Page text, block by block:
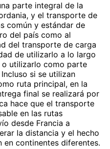
parte integral de la
y el transporte de
común y estándar de
del país como al
del transporte de carga
de utilizarlo a lo largo
utilizarlo como parte
si se utilizan
ruta principal, en la
final se realizará por
hace que el transporte
en las rutas
desde Francia a
la distancia y el hecho
en continentes diferentes.